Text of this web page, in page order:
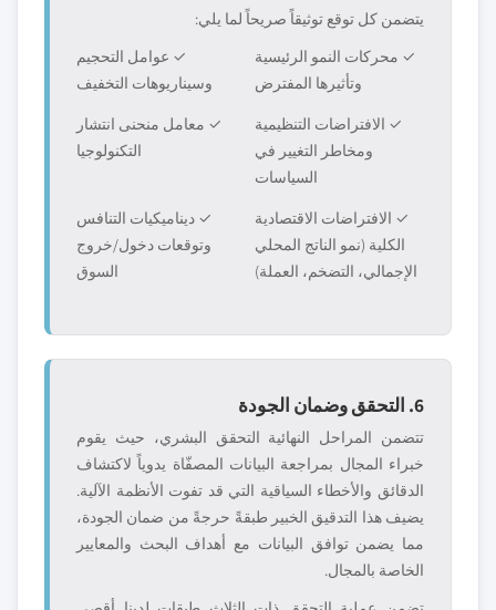
يتضمن كل توقع توثيقاً صريحاً لما يلي:
✓ محركات النمو الرئيسية
وتأثيرها المفترض
✓ عوامل التحجيم
وسيناريوهات التخفيف
✓ الافتراضات التنظيمية
ومخاطر التغيير في
السياسات
✓ معامل منحنى انتشار
التكنولوجيا
✓ الافتراضات الاقتصادية
الكلية (نمو الناتج المحلي
الإجمالي، التضخم، العملة)
✓ ديناميكيات التنافس
وتوقعات دخول/خروج
السوق
6. التحقق وضمان الجودة
تتضمن المراحل النهائية التحقق البشري، حيث يقوم
خبراء المجال بمراجعة البيانات المصفّاة يدوياً لاكتشاف
الدقائق والأخطاء السياقية التي قد تفوت الأنظمة الآلية.
يضيف هذا التدقيق الخبير طبقةً حرجةً من ضمان الجودة،
مما يضمن توافق البيانات مع أهداف البحث والمعايير
الخاصة بالمجال.